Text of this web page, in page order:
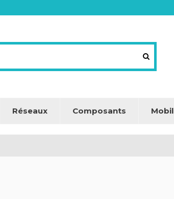
Réseaux Composants